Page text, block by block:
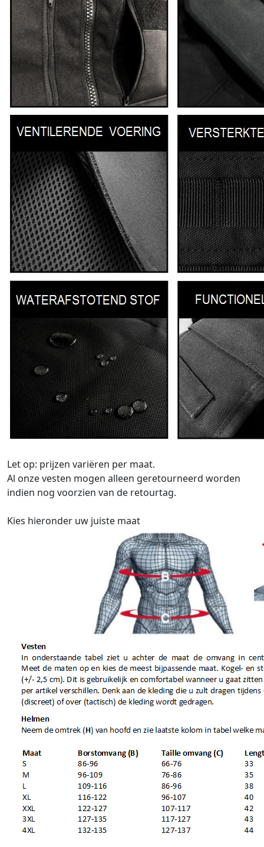
Let op: prijzen variëren per maat.
Al onze vesten mogen alleen geretourneerd worden
indien nog voorzien van de retourtag.
Kies hieronder uw juiste maat